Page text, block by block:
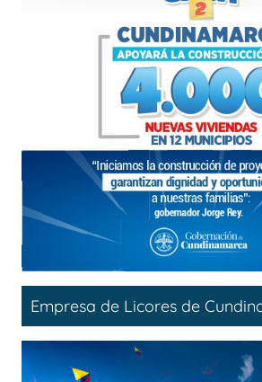
Empresa de Licores de